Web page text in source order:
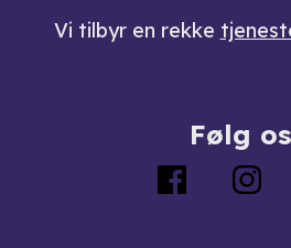
Vi tilbyr en rekke
Følg